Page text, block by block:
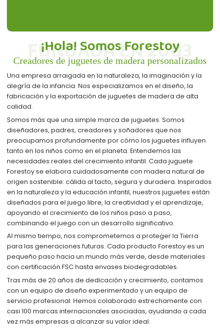
¡Hola! Somos Forestoy
Creadores de juguetes de madera personalizados
FUNDADA EN 2003
Una empresa arraigada en la naturaleza, la imaginación y la
alegría de la infancia. Nos especializamos en el diseño, la
fabricación y la exportación de juguetes de madera de alta
calidad.
Somos más que una simple marca de juguetes. Somos
diseñadores, padres, creadores y soñadores que nos
preocupamos profundamente por cómo los juguetes influyen
tanto en los niños como en el planeta. Entendemos las
necesidades reales del crecimiento infantil. Cada juguete
Forestoy se elabora cuidadosamente con madera natural de
origen sostenible: cálida al tacto, segura y duradera. Inspirados
en la naturaleza y la educación infantil, nuestros juguetes están
diseñados para el juego libre, la creatividad y el aprendizaje,
apoyando el crecimiento de los niños paso a paso,
combinando el juego con un desarrollo significativo.
Al mismo tiempo, nos comprometemos a proteger la Tierra
para las generaciones futuras. Cada producto Forestoy es un
pequeño paso hacia un mundo más verde, desde materiales
con certificación FSC hasta envases biodegradables.
Tras más de 20 años de dedicación y crecimiento, contamos
con un equipo de diseño experimentado y un equipo de
servicio profesional. Hemos colaborado estrechamente con
casi 100 marcas internacionales asociadas, ayudando a cada
vez más empresas a alcanzar su valor ideal.